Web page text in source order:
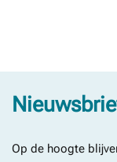
Op de hoogte